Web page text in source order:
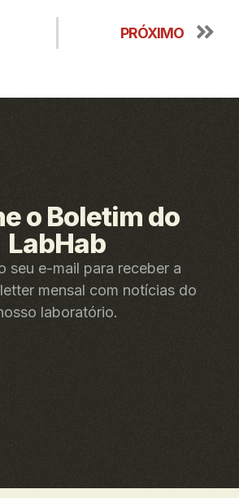
PRÓXIMO
o Boletim do
LabHab
seu e-mail para receber a
mensal com notícias do
laboratório.